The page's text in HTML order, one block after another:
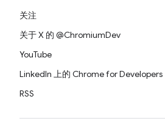
关注
关于 X 的 @ChromiumDev
YouTube
LinkedIn 上的 Chrome for Developers
RSS